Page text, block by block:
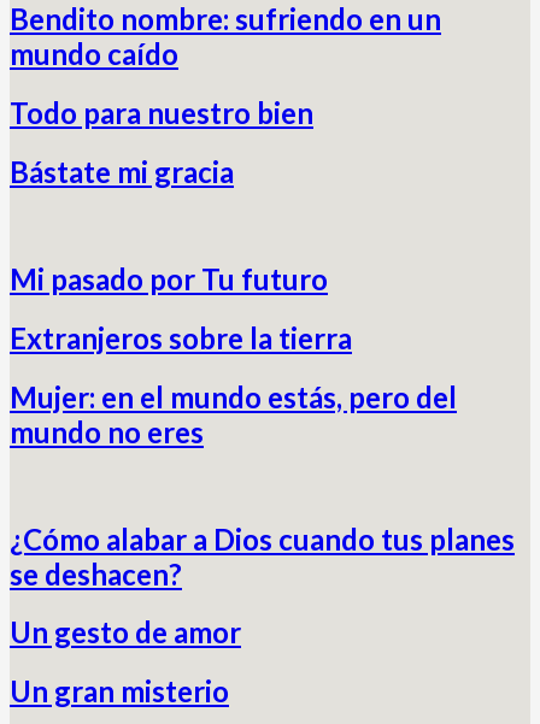
Bendito nombre: sufriendo en un
mundo caído
Todo para nuestro bien
Bástate mi gracia
Mi pasado por Tu futuro
Extranjeros sobre la tierra
Mujer: en el mundo estás, pero del
mundo no eres
¿Cómo alabar a Dios cuando tus planes
se deshacen?
Un gesto de amor
Un gran misterio